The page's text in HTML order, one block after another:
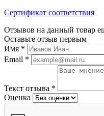
Сертификат соответствия
Отзывов на данный товар
Оставьте отзыв первым
Имя *
Email *
Текст отзыва *
Оценка